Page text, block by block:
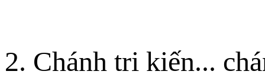
2. Chánh tri kiến...